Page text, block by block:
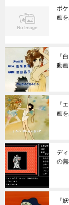
ポ
画
『
動
『
画を
デ
の
『